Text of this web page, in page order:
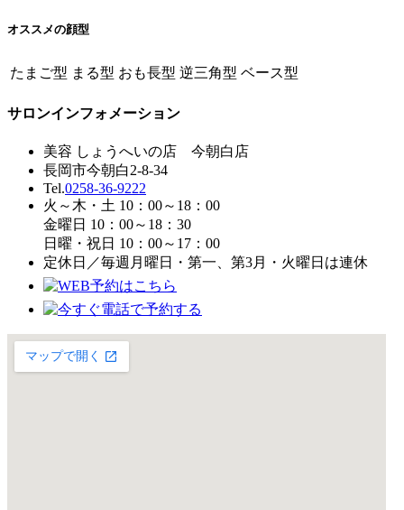
オススメの顔型
たまご型 まる型 おも長型 逆三角型 ベース型
サロンインフォメーション
美容 しょうへいの店 今朝白店
長岡市今朝白2-8-34
Tel.0258-36-9222
火～木・土 10：00～18：00
金曜日 10：00～18：30
日曜・祝日 10：00～17：00
定休日／毎週月曜日・第一、第3月・火曜日は連休